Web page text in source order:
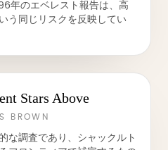
年のエベレスト報告は、高
う同じリスクを反映してい
Stars Above
BROWN
な調査であり、シャックルト